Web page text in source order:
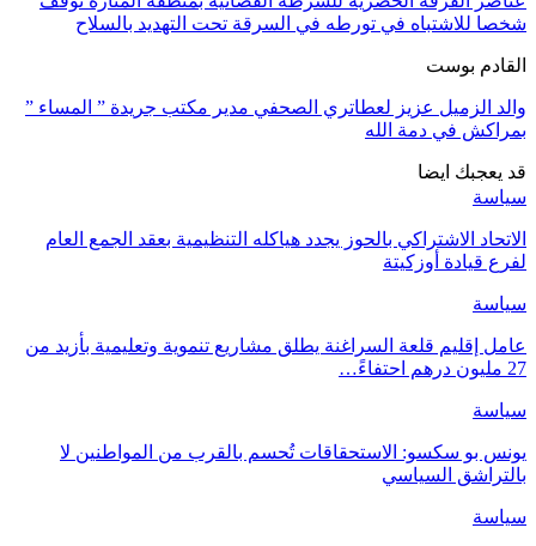
شخصا للاشتباه في تورطه في السرقة تحت التهديد بالسلاح
القادم بوست
والد الزميل عزيز لعطاتري الصحفي مدير مكتب جريدة ” المساء ”
بمراكش في دمة الله
قد يعجبك ايضا
سياسة
الاتحاد الاشتراكي بالحوز يجدد هياكله التنظيمية بعقد الجمع العام
لفرع قيادة أوزكيتة
سياسة
عامل إقليم قلعة السراغنة يطلق مشاريع تنموية وتعليمية بأزيد من
27 مليون درهم احتفاءً…
سياسة
يونس بو سكسو: الاستحقاقات تُحسم بالقرب من المواطنين لا
بالتراشق السياسي
سياسة